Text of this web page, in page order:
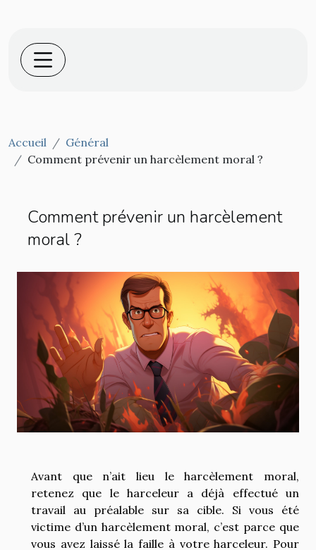
Accueil
Général
Comment prévenir un harcèlement moral ?
Comment prévenir un harcèlement
moral ?
Avant que n’ait lieu le harcèlement moral,
retenez que le harceleur a déjà effectué un
travail au préalable sur sa cible. Si vous été
victime d’un harcèlement moral, c’est parce que
vous avez laissé la faille à votre harceleur. Pour